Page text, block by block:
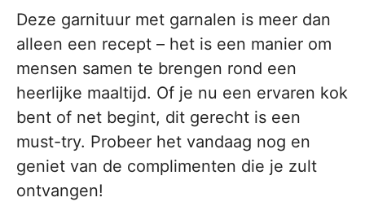
Deze garnituur met garnalen is meer dan
alleen een recept – het is een manier om
mensen samen te brengen rond een
heerlijke maaltijd. Of je nu een ervaren kok
bent of net begint, dit gerecht is een
must-try. Probeer het vandaag nog en
geniet van de complimenten die je zult
ontvangen!